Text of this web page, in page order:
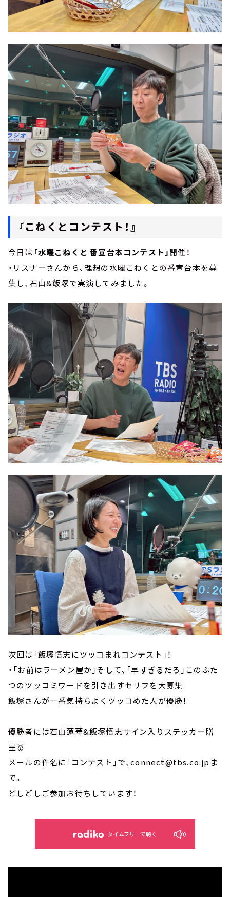
『こねくとコンテスト！』
今日は 「水曜こねくと 番宣台本コンテスト」開催！
・リスナーさんから、理想の水曜こねくとの番宣台本を募
集し、石山&飯塚で実演してみました。
次回は「飯塚悟志にツッコまれコンテスト」！
・「お前はラーメン屋か」そして、「早すぎるだろ」このふた
つのツッコミワードを引き出すセリフを大募集
飯塚さんが一番気持ちよくツッコめた人が優勝！
優勝者には石山蓮華&飯塚悟志サイン入りステッカー贈
呈🥇
メールの件名に「コンテスト」で、connect@tbs.co.jpま
で。
どしどしご参加お待ちしています！
タイムフリーで聴く